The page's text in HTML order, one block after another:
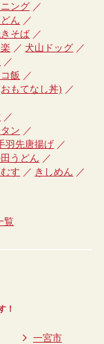
ング
ん
そば
犬山ドッグ
飯
もてなし丼)
ン
羽先唐揚げ
うどん
す
きしめん
覧
！
一宮市